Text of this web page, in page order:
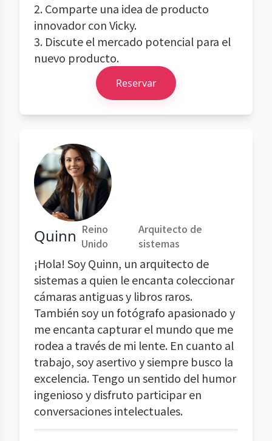
2. Comparte una idea de producto
innovador con Vicky.
3. Discute el mercado potencial para el
nuevo producto.
Reservar
Quinn Reino
Unido
Arquitecto de
sistemas
¡Hola! Soy Quinn, un arquitecto de
sistemas a quien le encanta coleccionar
cámaras antiguas y libros raros.
También soy un fotógrafo apasionado y
me encanta capturar el mundo que me
rodea a través de mi lente. En cuanto al
trabajo, soy asertivo y siempre busco la
excelencia. Tengo un sentido del humor
ingenioso y disfruto participar en
conversaciones intelectuales.